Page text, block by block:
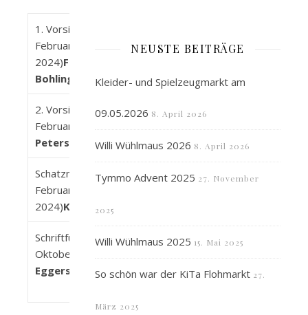
1. Vorsitzende (seit
Februar
2024)Femke
Bohling
2. Vorsitzende (seit
Februar 2024)
Petersen
Schatzmeisterin(seit
Februar
2024)Katrin Polz
Schriftführer/in (seit
Oktober 2022)
Eggerstedt
NEUSTE BEITRÄGE
Kleider- und Spielzeugmarkt am
09.05.2026 8. April 2026
Willi Wühlmaus 2026 8. April 2026
Tymmo Advent 2025 27. November
2025
Willi Wühlmaus 2025 15. Mai 2025
So schön war der KiTa Flohmarkt 27.
März 2025